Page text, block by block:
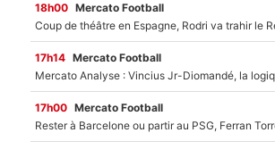
18h00 Mercato Football
17h14 Mercato Football
17h00 Mercato Football